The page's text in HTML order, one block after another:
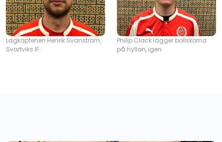
Lagkaptenen Henrik Svanström,
Svartviks IF.
Philip Clack lägger bollskorna
på hyllan, igen.